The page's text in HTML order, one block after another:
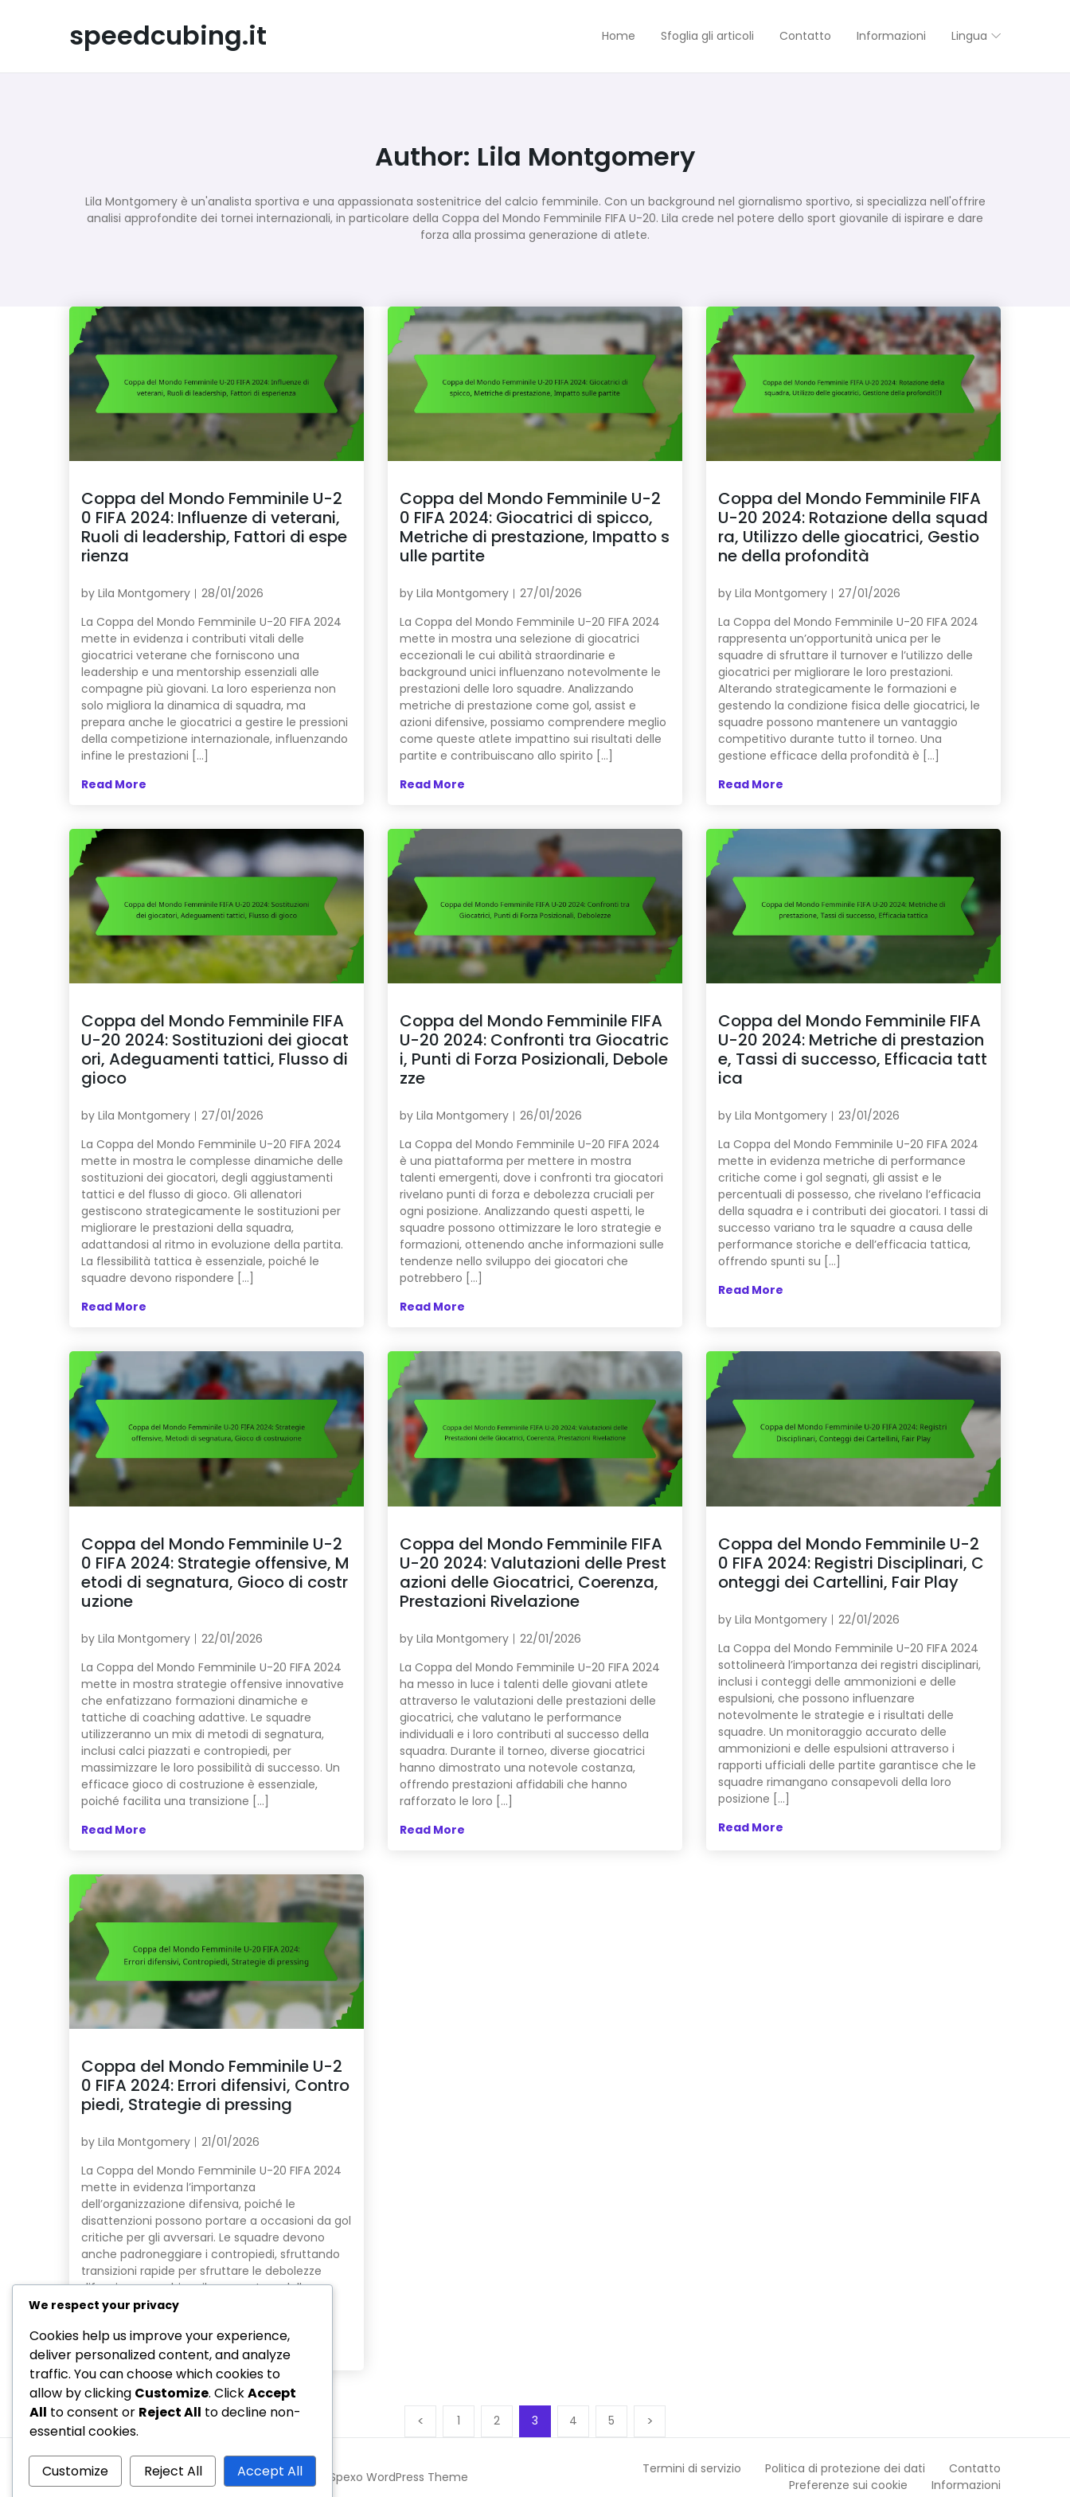
speedcubing.it Home Sfoglia gli articoli Contatto Informazioni Lingua
Author: Lila Montgomery
Lila Montgomery è un'analista sportiva e una appassionata sostenitrice del calcio femminile. Con un background nel giornalismo sportivo, si specializza nell'offrire
analisi approfondite dei tornei internazionali, in particolare della Coppa del Mondo Femminile FIFA U-20. Lila crede nel potere dello sport giovanile di ispirare e dare
forza alla prossima generazione di atlete.
Coppa del Mondo Femminile U-2
0 FIFA 2024: Influenze di veterani,
Ruoli di leadership, Fattori di espe
rienza
by Lila Montgomery
28/01/2026
La Coppa del Mondo Femminile U-20 FIFA 2024
mette in evidenza i contributi vitali delle
giocatrici veterane che forniscono una
leadership e una mentorship essenziali alle
compagne più giovani. La loro esperienza non
solo migliora la dinamica di squadra, ma
prepara anche le giocatrici a gestire le pressioni
della competizione internazionale, influenzando
infine le prestazioni […]
Read More
Coppa del Mondo Femminile U-2
0 FIFA 2024: Giocatrici di spicco,
Metriche di prestazione, Impatto s
ulle partite
by Lila Montgomery
27/01/2026
La Coppa del Mondo Femminile U-20 FIFA 2024
mette in mostra una selezione di giocatrici
eccezionali le cui abilità straordinarie e
background unici influenzano notevolmente le
prestazioni delle loro squadre. Analizzando
metriche di prestazione come gol, assist e
azioni difensive, possiamo comprendere meglio
come queste atlete impattino sui risultati delle
partite e contribuiscano allo spirito […]
Read More
Coppa del Mondo Femminile FIFA
U-20 2024: Rotazione della squad
ra, Utilizzo delle giocatrici, Gestio
ne della profondità
by Lila Montgomery
27/01/2026
La Coppa del Mondo Femminile U-20 FIFA 2024
rappresenta un’opportunità unica per le
squadre di sfruttare il turnover e l’utilizzo delle
giocatrici per migliorare le loro prestazioni.
Alterando strategicamente le formazioni e
gestendo la condizione fisica delle giocatrici, le
squadre possono mantenere un vantaggio
competitivo durante tutto il torneo. Una
gestione efficace della profondità è […]
Read More
Coppa del Mondo Femminile FIFA
U-20 2024: Sostituzioni dei giocat
ori, Adeguamenti tattici, Flusso di
gioco
by Lila Montgomery
27/01/2026
La Coppa del Mondo Femminile U-20 FIFA 2024
mette in mostra le complesse dinamiche delle
sostituzioni dei giocatori, degli aggiustamenti
tattici e del flusso di gioco. Gli allenatori
gestiscono strategicamente le sostituzioni per
migliorare le prestazioni della squadra,
adattandosi al ritmo in evoluzione della partita.
La flessibilità tattica è essenziale, poiché le
squadre devono rispondere […]
Read More
Coppa del Mondo Femminile FIFA
U-20 2024: Confronti tra Giocatric
i, Punti di Forza Posizionali, Debole
zze
by Lila Montgomery
26/01/2026
La Coppa del Mondo Femminile U-20 FIFA 2024
è una piattaforma per mettere in mostra
talenti emergenti, dove i confronti tra giocatori
rivelano punti di forza e debolezza cruciali per
ogni posizione. Analizzando questi aspetti, le
squadre possono ottimizzare le loro strategie e
formazioni, ottenendo anche informazioni sulle
tendenze nello sviluppo dei giocatori che
potrebbero […]
Read More
Coppa del Mondo Femminile FIFA
U-20 2024: Metriche di prestazion
e, Tassi di successo, Efficacia tatt
ica
by Lila Montgomery
23/01/2026
La Coppa del Mondo Femminile U-20 FIFA 2024
mette in evidenza metriche di performance
critiche come i gol segnati, gli assist e le
percentuali di possesso, che rivelano l’efficacia
della squadra e i contributi dei giocatori. I tassi di
successo variano tra le squadre a causa delle
performance storiche e dell’efficacia tattica,
offrendo spunti su […]
Read More
Coppa del Mondo Femminile U-2
0 FIFA 2024: Strategie offensive, M
etodi di segnatura, Gioco di costr
uzione
by Lila Montgomery
22/01/2026
La Coppa del Mondo Femminile U-20 FIFA 2024
mette in mostra strategie offensive innovative
che enfatizzano formazioni dinamiche e
tattiche di coaching adattive. Le squadre
utilizzeranno un mix di metodi di segnatura,
inclusi calci piazzati e contropiedi, per
massimizzare le loro possibilità di successo. Un
efficace gioco di costruzione è essenziale,
poiché facilita una transizione […]
Read More
Coppa del Mondo Femminile FIFA
U-20 2024: Valutazioni delle Prest
azioni delle Giocatrici, Coerenza,
Prestazioni Rivelazione
by Lila Montgomery
22/01/2026
La Coppa del Mondo Femminile U-20 FIFA 2024
ha messo in luce i talenti delle giovani atlete
attraverso le valutazioni delle prestazioni delle
giocatrici, che valutano le performance
individuali e i loro contributi al successo della
squadra. Durante il torneo, diverse giocatrici
hanno dimostrato una notevole costanza,
offrendo prestazioni affidabili che hanno
rafforzato le loro […]
Read More
Coppa del Mondo Femminile U-2
0 FIFA 2024: Registri Disciplinari, C
onteggi dei Cartellini, Fair Play
by Lila Montgomery
22/01/2026
La Coppa del Mondo Femminile U-20 FIFA 2024
sottolineerà l’importanza dei registri disciplinari,
inclusi i conteggi delle ammonizioni e delle
espulsioni, che possono influenzare
notevolmente le strategie e i risultati delle
squadre. Un monitoraggio accurato delle
ammonizioni e delle espulsioni attraverso i
rapporti ufficiali delle partite garantisce che le
squadre rimangano consapevoli della loro
posizione […]
Read More
Coppa del Mondo Femminile U-2
0 FIFA 2024: Errori difensivi, Contro
piedi, Strategie di pressing
by Lila Montgomery
21/01/2026
La Coppa del Mondo Femminile U-20 FIFA 2024
mette in evidenza l’importanza
dell’organizzazione difensiva, poiché le
disattenzioni possono portare a occasioni da gol
critiche per gli avversari. Le squadre devono
anche padroneggiare i contropiedi, sfruttando
transizioni rapide per sfruttare le debolezze
difensive e cambiare il momentum della
partita. Inoltre, strategie di pressing efficaci
Read More
1 2 3 4 5
Copyright © 2026 speedcubing.it | Powered by Spexo WordPress Theme
Termini di servizio Politica di protezione dei dati
Contatto
Preferenze sui cookie
Informazioni
We respect your privacy
Cookies help us improve your experience,
deliver personalized content, and analyze
traffic. You can choose which cookies to
allow by clicking Customize. ClickAccept
All to consent or Reject All to decline non-
essential cookies.
Customize Reject All Accept All